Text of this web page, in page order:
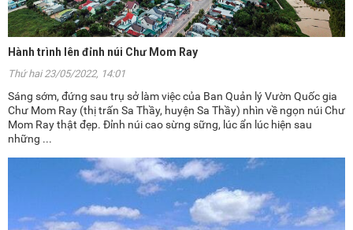
Hành trình lên đỉnh núi Chư Mom Ray
Thứ hai 23/05/2022, 14:01
Sáng sớm, đứng sau trụ sở làm việc của Ban Quản lý Vườn Quốc gia
Chư Mom Ray (thị trấn Sa Thầy, huyện Sa Thầy) nhìn về ngọn núi Chư
Mom Ray thật đẹp. Đỉnh núi cao sừng sững, lúc ẩn lúc hiện sau
những ...